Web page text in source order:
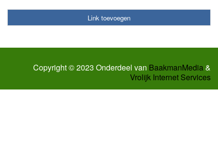
Link toevoegen
Copyright © 2023 Onderdeel van BaakmanMedia&
Vrolijk Internet Services